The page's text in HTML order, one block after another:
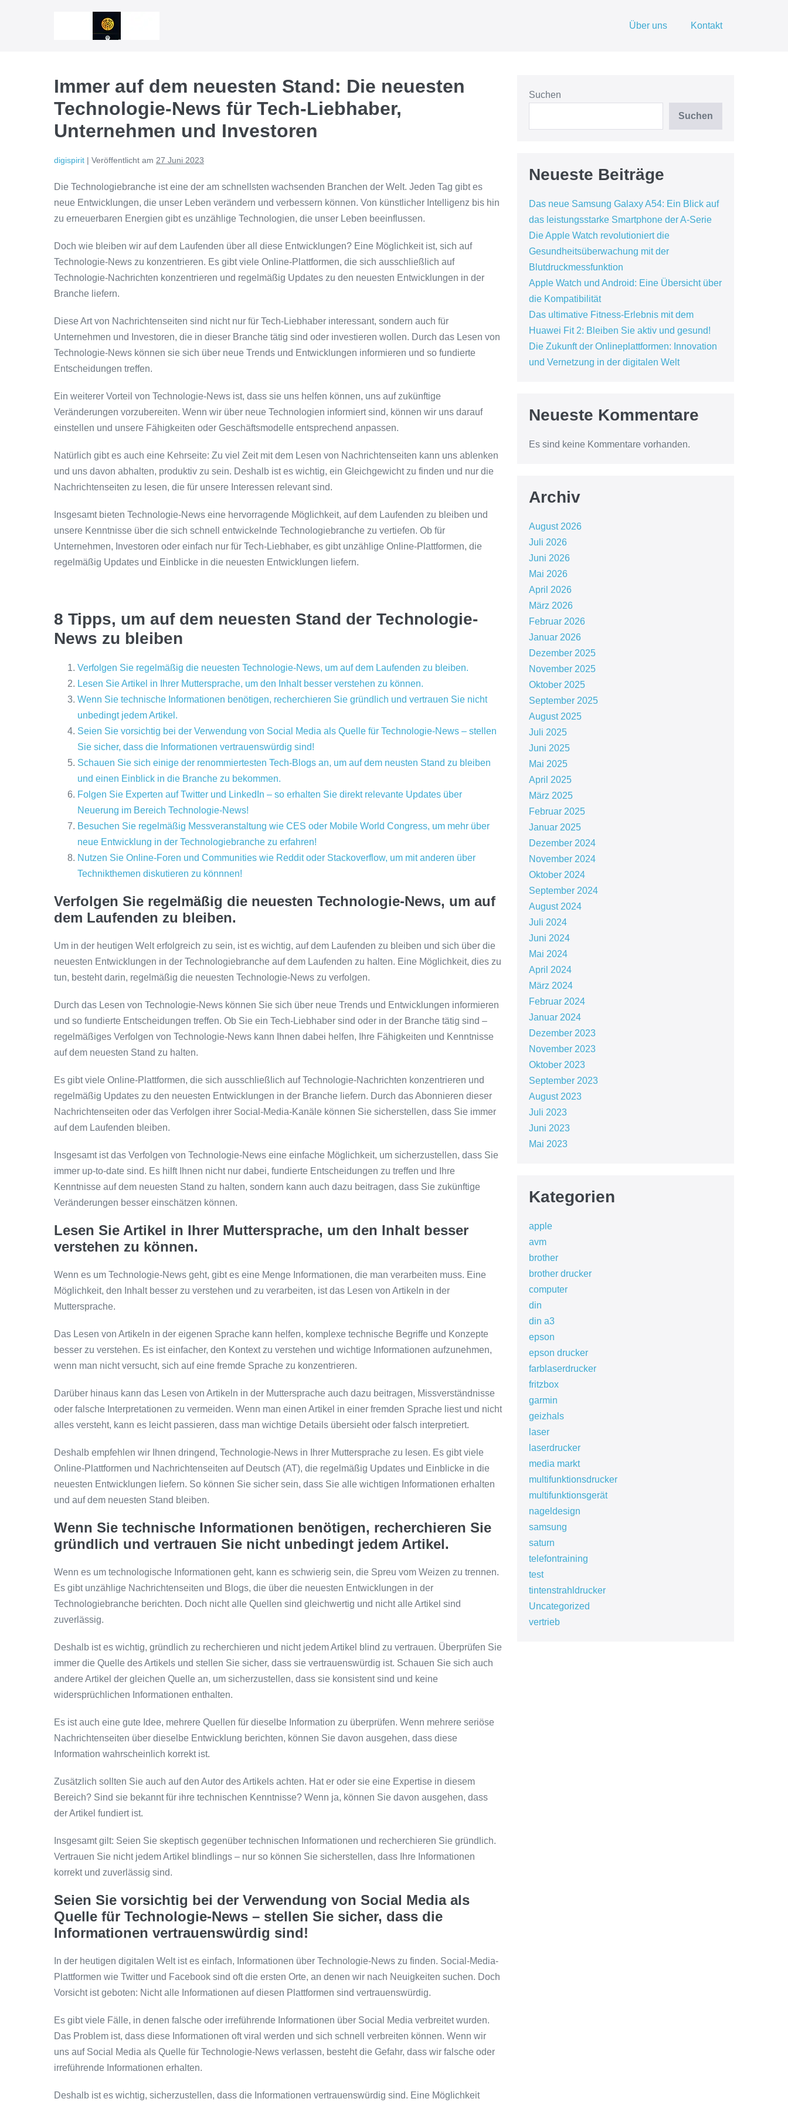
Über uns Kontakt
Immer auf dem neuesten Stand: Die neuesten
Technologie-News für Tech-Liebhaber,
Unternehmen und Investoren
digispirit | Veröffentlicht am 27 Juni 2023
Die Technologiebranche ist eine der am schnellsten wachsenden Branchen der Welt. Jeden Tag gibt es
neue Entwicklungen, die unser Leben verändern und verbessern können. Von künstlicher Intelligenz bis hin
zu erneuerbaren Energien gibt es unzählige Technologien, die unser Leben beeinflussen.
Doch wie bleiben wir auf dem Laufenden über all diese Entwicklungen? Eine Möglichkeit ist, sich auf
Technologie-News zu konzentrieren. Es gibt viele Online-Plattformen, die sich ausschließlich auf
Technologie-Nachrichten konzentrieren und regelmäßig Updates zu den neuesten Entwicklungen in der
Branche liefern.
Diese Art von Nachrichtenseiten sind nicht nur für Tech-Liebhaber interessant, sondern auch für
Unternehmen und Investoren, die in dieser Branche tätig sind oder investieren wollen. Durch das Lesen von
Technologie-News können sie sich über neue Trends und Entwicklungen informieren und so fundierte
Entscheidungen treffen.
Ein weiterer Vorteil von Technologie-News ist, dass sie uns helfen können, uns auf zukünftige
Veränderungen vorzubereiten. Wenn wir über neue Technologien informiert sind, können wir uns darauf
einstellen und unsere Fähigkeiten oder Geschäftsmodelle entsprechend anpassen.
Natürlich gibt es auch eine Kehrseite: Zu viel Zeit mit dem Lesen von Nachrichtenseiten kann uns ablenken
und uns davon abhalten, produktiv zu sein. Deshalb ist es wichtig, ein Gleichgewicht zu finden und nur die
Nachrichtenseiten zu lesen, die für unsere Interessen relevant sind.
Insgesamt bieten Technologie-News eine hervorragende Möglichkeit, auf dem Laufenden zu bleiben und
unsere Kenntnisse über die sich schnell entwickelnde Technologiebranche zu vertiefen. Ob für
Unternehmen, Investoren oder einfach nur für Tech-Liebhaber, es gibt unzählige Online-Plattformen, die
regelmäßig Updates und Einblicke in die neuesten Entwicklungen liefern.
8 Tipps, um auf dem neuesten Stand der Technologie-
News zu bleiben
Verfolgen Sie regelmäßig die neuesten Technologie-News, um auf dem Laufenden zu bleiben.
Lesen Sie Artikel in Ihrer Muttersprache, um den Inhalt besser verstehen zu können.
Wenn Sie technische Informationen benötigen, recherchieren Sie gründlich und vertrauen Sie nicht
unbedingt jedem Artikel.
Seien Sie vorsichtig bei der Verwendung von Social Media als Quelle für Technologie-News – stellen
Sie sicher, dass die Informationen vertrauenswürdig sind!
Schauen Sie sich einige der renommiertesten Tech-Blogs an, um auf dem neusten Stand zu bleiben
und einen Einblick in die Branche zu bekommen.
Folgen Sie Experten auf Twitter und LinkedIn – so erhalten Sie direkt relevante Updates über
Neuerung im Bereich Technologie-News!
Besuchen Sie regelmäßig Messveranstaltung wie CES oder Mobile World Congress, um mehr über
neue Entwicklung in der Technologiebranche zu erfahren!
Nutzen Sie Online-Foren und Communities wie Reddit oder Stackoverflow, um mit anderen über
Technikthemen diskutieren zu könnnen!
Verfolgen Sie regelmäßig die neuesten Technologie-News, um auf
dem Laufenden zu bleiben.
Um in der heutigen Welt erfolgreich zu sein, ist es wichtig, auf dem Laufenden zu bleiben und sich über die
neuesten Entwicklungen in der Technologiebranche auf dem Laufenden zu halten. Eine Möglichkeit, dies zu
tun, besteht darin, regelmäßig die neuesten Technologie-News zu verfolgen.
Durch das Lesen von Technologie-News können Sie sich über neue Trends und Entwicklungen informieren
und so fundierte Entscheidungen treffen. Ob Sie ein Tech-Liebhaber sind oder in der Branche tätig sind –
regelmäßiges Verfolgen von Technologie-News kann Ihnen dabei helfen, Ihre Fähigkeiten und Kenntnisse
auf dem neuesten Stand zu halten.
Es gibt viele Online-Plattformen, die sich ausschließlich auf Technologie-Nachrichten konzentrieren und
regelmäßig Updates zu den neuesten Entwicklungen in der Branche liefern. Durch das Abonnieren dieser
Nachrichtenseiten oder das Verfolgen ihrer Social-Media-Kanäle können Sie sicherstellen, dass Sie immer
auf dem Laufenden bleiben.
Insgesamt ist das Verfolgen von Technologie-News eine einfache Möglichkeit, um sicherzustellen, dass Sie
immer up-to-date sind. Es hilft Ihnen nicht nur dabei, fundierte Entscheidungen zu treffen und Ihre
Kenntnisse auf dem neuesten Stand zu halten, sondern kann auch dazu beitragen, dass Sie zukünftige
Veränderungen besser einschätzen können.
Lesen Sie Artikel in Ihrer Muttersprache, um den Inhalt besser
verstehen zu können.
Wenn es um Technologie-News geht, gibt es eine Menge Informationen, die man verarbeiten muss. Eine
Möglichkeit, den Inhalt besser zu verstehen und zu verarbeiten, ist das Lesen von Artikeln in der
Muttersprache.
Das Lesen von Artikeln in der eigenen Sprache kann helfen, komplexe technische Begriffe und Konzepte
besser zu verstehen. Es ist einfacher, den Kontext zu verstehen und wichtige Informationen aufzunehmen,
wenn man nicht versucht, sich auf eine fremde Sprache zu konzentrieren.
Darüber hinaus kann das Lesen von Artikeln in der Muttersprache auch dazu beitragen, Missverständnisse
oder falsche Interpretationen zu vermeiden. Wenn man einen Artikel in einer fremden Sprache liest und nicht
alles versteht, kann es leicht passieren, dass man wichtige Details übersieht oder falsch interpretiert.
Deshalb empfehlen wir Ihnen dringend, Technologie-News in Ihrer Muttersprache zu lesen. Es gibt viele
Online-Plattformen und Nachrichtenseiten auf Deutsch (AT), die regelmäßig Updates und Einblicke in die
neuesten Entwicklungen liefern. So können Sie sicher sein, dass Sie alle wichtigen Informationen erhalten
und auf dem neuesten Stand bleiben.
Wenn Sie technische Informationen benötigen, recherchieren Sie
gründlich und vertrauen Sie nicht unbedingt jedem Artikel.
Wenn es um technologische Informationen geht, kann es schwierig sein, die Spreu vom Weizen zu trennen.
Es gibt unzählige Nachrichtenseiten und Blogs, die über die neuesten Entwicklungen in der
Technologiebranche berichten. Doch nicht alle Quellen sind gleichwertig und nicht alle Artikel sind
zuverlässig.
Deshalb ist es wichtig, gründlich zu recherchieren und nicht jedem Artikel blind zu vertrauen. Überprüfen Sie
immer die Quelle des Artikels und stellen Sie sicher, dass sie vertrauenswürdig ist. Schauen Sie sich auch
andere Artikel der gleichen Quelle an, um sicherzustellen, dass sie konsistent sind und keine
widersprüchlichen Informationen enthalten.
Es ist auch eine gute Idee, mehrere Quellen für dieselbe Information zu überprüfen. Wenn mehrere seriöse
Nachrichtenseiten über dieselbe Entwicklung berichten, können Sie davon ausgehen, dass diese
Information wahrscheinlich korrekt ist.
Zusätzlich sollten Sie auch auf den Autor des Artikels achten. Hat er oder sie eine Expertise in diesem
Bereich? Sind sie bekannt für ihre technischen Kenntnisse? Wenn ja, können Sie davon ausgehen, dass
der Artikel fundiert ist.
Insgesamt gilt: Seien Sie skeptisch gegenüber technischen Informationen und recherchieren Sie gründlich.
Vertrauen Sie nicht jedem Artikel blindlings – nur so können Sie sicherstellen, dass Ihre Informationen
korrekt und zuverlässig sind.
Seien Sie vorsichtig bei der Verwendung von Social Media als
Quelle für Technologie-News – stellen Sie sicher, dass die
Informationen vertrauenswürdig sind!
In der heutigen digitalen Welt ist es einfach, Informationen über Technologie-News zu finden. Social-Media-
Plattformen wie Twitter und Facebook sind oft die ersten Orte, an denen wir nach Neuigkeiten suchen. Doch
Vorsicht ist geboten: Nicht alle Informationen auf diesen Plattformen sind vertrauenswürdig.
Es gibt viele Fälle, in denen falsche oder irreführende Informationen über Social Media verbreitet wurden.
Das Problem ist, dass diese Informationen oft viral werden und sich schnell verbreiten können. Wenn wir
uns auf Social Media als Quelle für Technologie-News verlassen, besteht die Gefahr, dass wir falsche oder
irreführende Informationen erhalten.
Deshalb ist es wichtig, sicherzustellen, dass die Informationen vertrauenswürdig sind. Eine Möglichkeit
Suchen
Suchen
Neueste Beiträge
Das neue Samsung Galaxy A54: Ein Blick auf
das leistungsstarke Smartphone der A-Serie
Die Apple Watch revolutioniert die
Gesundheitsüberwachung mit der
Blutdruckmessfunktion
Apple Watch und Android: Eine Übersicht über
die Kompatibilität
Das ultimative Fitness-Erlebnis mit dem
Huawei Fit 2: Bleiben Sie aktiv und gesund!
Die Zukunft der Onlineplattformen: Innovation
und Vernetzung in der digitalen Welt
Neueste Kommentare
Es sind keine Kommentare vorhanden.
Archiv
August 2026
Juli 2026
Juni 2026
Mai 2026
April 2026
März 2026
Februar 2026
Januar 2026
Dezember 2025
November 2025
Oktober 2025
September 2025
August 2025
Juli 2025
Juni 2025
Mai 2025
April 2025
März 2025
Februar 2025
Januar 2025
Dezember 2024
November 2024
Oktober 2024
September 2024
August 2024
Juli 2024
Juni 2024
Mai 2024
April 2024
März 2024
Februar 2024
Januar 2024
Dezember 2023
November 2023
Oktober 2023
September 2023
August 2023
Juli 2023
Juni 2023
Mai 2023
Kategorien
apple
avm
brother
brother drucker
computer
din
din a3
epson
epson drucker
farblaserdrucker
fritzbox
garmin
geizhals
laser
laserdrucker
media markt
multifunktionsdrucker
multifunktionsgerät
nageldesign
samsung
saturn
telefontraining
test
tintenstrahldrucker
Uncategorized
vertrieb